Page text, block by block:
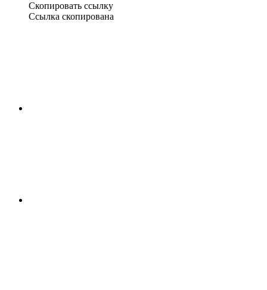
Скопировать ссылку
Ссылка скопирована